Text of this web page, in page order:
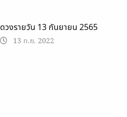
ดวงรายวัน 13 กันยายน 2565
13 ก.ย. 2022